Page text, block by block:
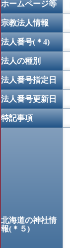
ホームページ等
宗教法人情報
法人番号(＊4)
法人の種別
法人番号指定日
法人番号更新日
特記事項
北海道の神社情
報(＊５)